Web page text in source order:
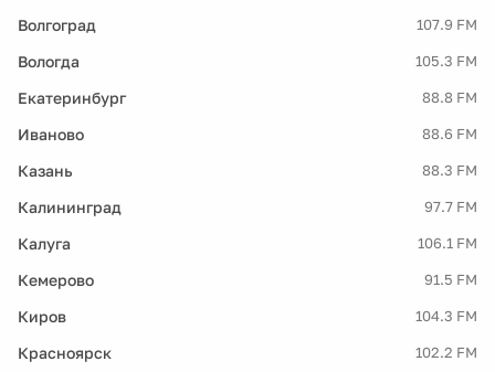
Волгоград 107.9 FM
Вологда 105.3 FM
Екатеринбург 88.8 FM
Иваново 88.6 FM
Казань 88.3 FM
Калининград 97.7 FM
Калуга 106.1 FM
Кемерово 91.5 FM
Киров 104.3 FM
Красноярск 102.2 FM